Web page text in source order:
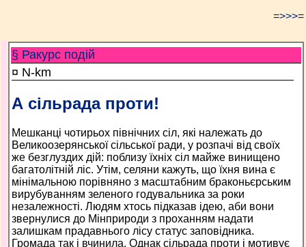
=>>>=
§ Ракурс подій
¤ N-km
А сільрада проти!
Мешканці чотирьох північних сіл, які належать до
Великоозерянської сільської ради, у розпачі від своїх
же безглуздих дій: поблизу їхніх сіл майже винищено
багатолітній ліс. Утім, селяни кажуть, що їхня вина є
мінімальною порівняно з масштабним браконьєрським
вирубуванням зеленого годувальника за роки
незалежності. Людям хтось підказав ідею, аби вони
звернулися до Мінприроди з проханням надати
залишкам прадавнього лісу статус заповідника.
Громада так і вчинила. Однак сільрада проти і мотивує